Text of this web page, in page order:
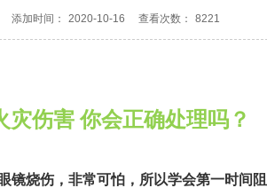
添加时间： 2020-10-16 查看次数： 8221
灾伤害 你会正确处理吗？
镜烧伤，非常可怕，所以学会第一时间